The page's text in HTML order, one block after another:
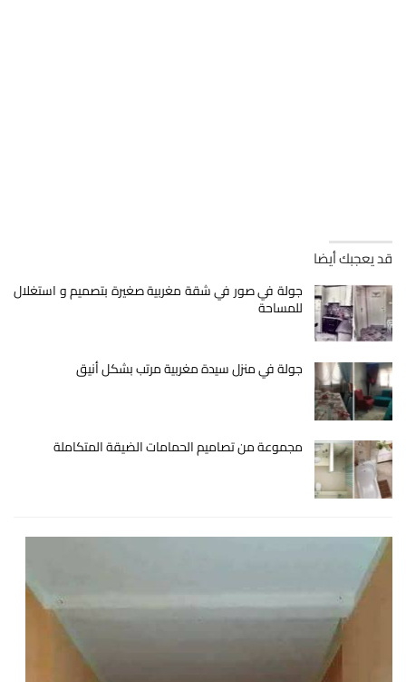
قد يعجبك أيضا
جولة في صور في شقة مغربية صغيرة بتصميم و استغلال
للمساحة
جولة في منزل سيدة مغربية مرتب بشكل أنيق
مجموعة من تصاميم الحمامات الضيقة المتكاملة